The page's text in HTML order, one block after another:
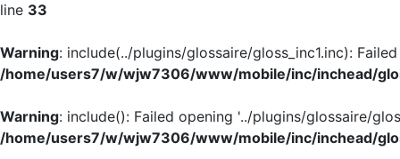
line 33
Warning: include(../plugins/glossaire/gloss_inc1.inc):
/home/users7/w/wjw7306/www/mobile/inc/inchead/
Warning: include(): Failed opening '../plugins/glossaire/
/home/users7/w/wjw7306/www/mobile/inc/inchead/